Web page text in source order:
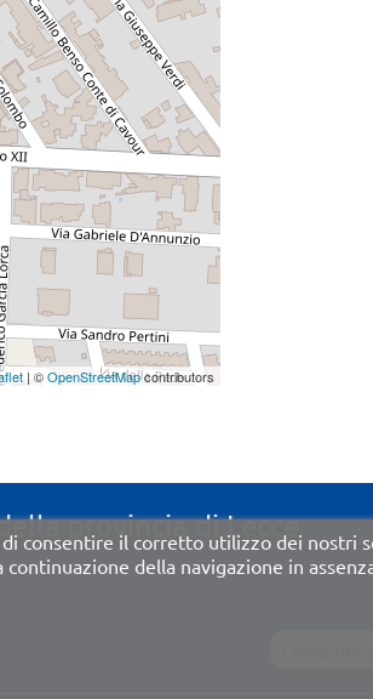
| ©OpenStreetMapcontributors
provincia di Lecce
consentire il corretto utilizzo dei nostri
della navigazione in